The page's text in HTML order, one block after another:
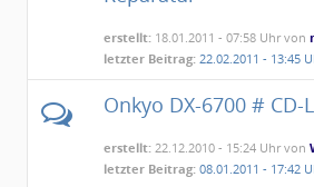
erstellt: 18.01.2011 - 07:58 Uhr von
letzter Beitrag: 22.02.2011 - 13:45
Onkyo DX-6700 # CD-
erstellt: 22.12.2010 - 15:24 Uhr von
letzter Beitrag: 08.01.2011 - 17:42